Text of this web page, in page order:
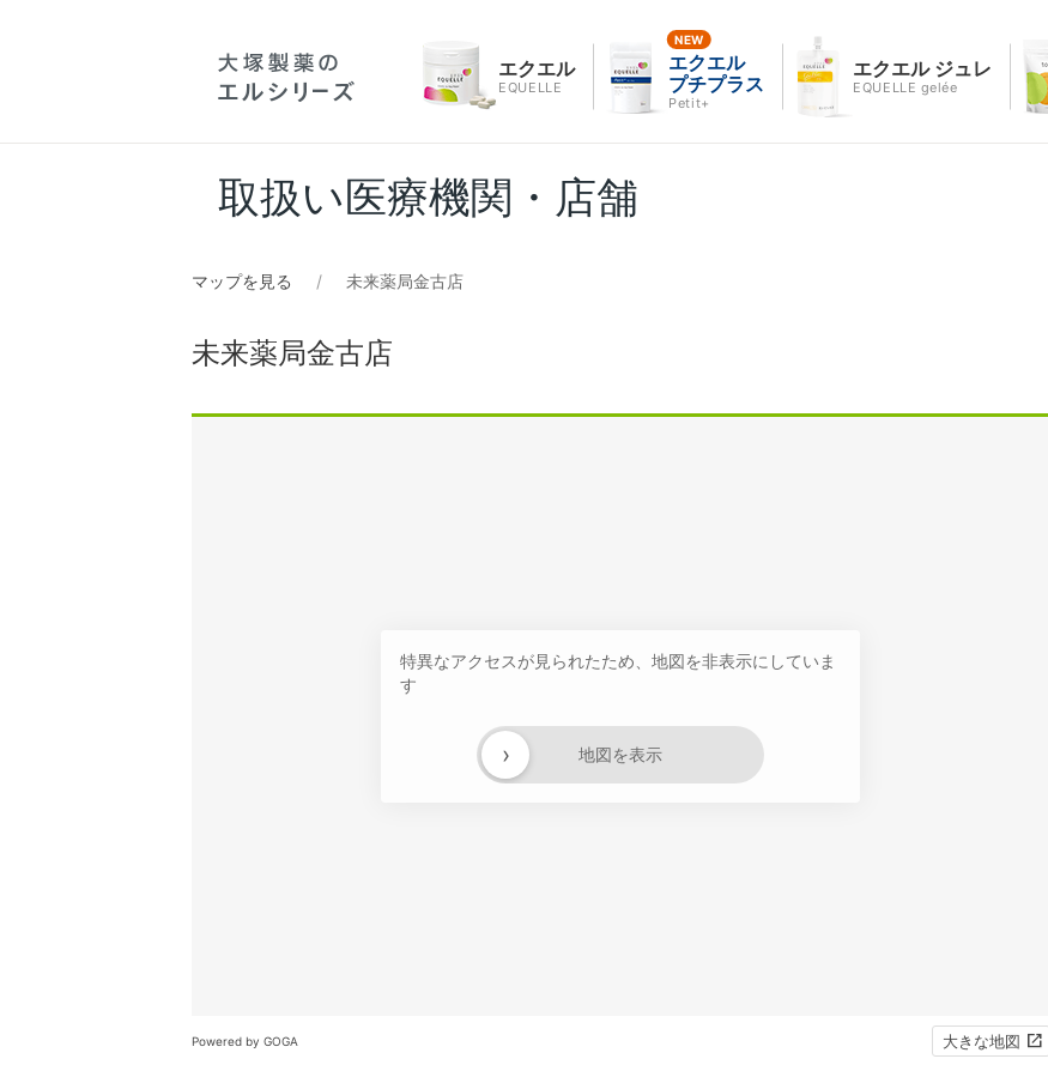
エクエル
EQUELLE
エクエル
プチプラス
Petit+
エクエル ジュレ
EQUELLE gelée
取扱い医療機関・店舗
マップを見る 未来薬局金古店
未来薬局金古店
特異なアクセスが見られたため、地図を非表示にしていま
す
地図を表示
›
Powered by GOGA 大きな地図